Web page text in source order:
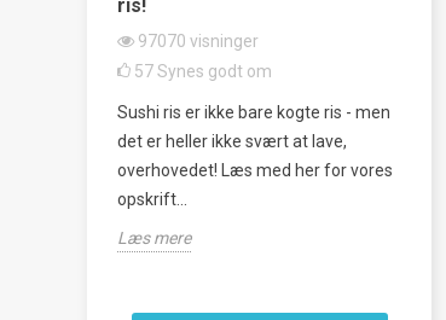
ris!
97070 visninger
57Synes godt om
Sushi ris er ikke bare kogte ris - men
det er heller ikke svært at lave,
overhovedet! Læs med her for vores
opskrift...
Læs mere